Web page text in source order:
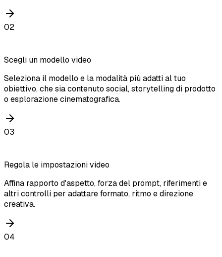
02
Scegli un modello video
Seleziona il modello e la modalità più adatti al tuo
obiettivo, che sia contenuto social, storytelling di prodotto
o esplorazione cinematografica.
03
Regola le impostazioni video
Affina rapporto d'aspetto, forza del prompt, riferimenti e
altri controlli per adattare formato, ritmo e direzione
creativa.
04